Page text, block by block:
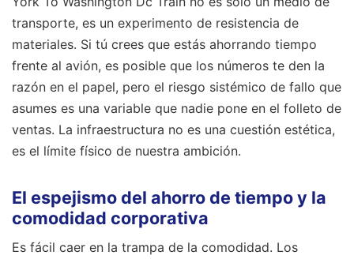
transporte, es un experimento de resistencia de
materiales. Si tú crees que estás ahorrando tiempo
frente al avión, es posible que los números te den la
razón en el papel, pero el riesgo sistémico de fallo que
asumes es una variable que nadie pone en el folleto de
ventas. La infraestructura no es una cuestión estética,
es el límite físico de nuestra ambición.
El espejismo del ahorro de tiempo y la
comodidad corporativa
Es fácil caer en la trampa de la comodidad. Los